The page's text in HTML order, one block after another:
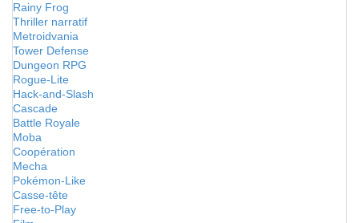
Rainy Frog
Thriller narratif
Metroidvania
Tower Defense
Dungeon RPG
Rogue-Lite
Hack-and-Slash
Cascade
Battle Royale
Moba
Coopération
Mecha
Pokémon-Like
Casse-tête
Free-to-Play